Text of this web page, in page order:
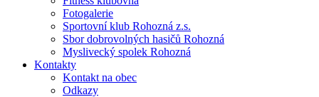
Fotogalerie
Sportovní klub Rohozná z.s.
Sbor dobrovolných hasičů Rohozná
Myslivecký spolek Rohozná
Kontakty
Kontakt na obec
Odkazy